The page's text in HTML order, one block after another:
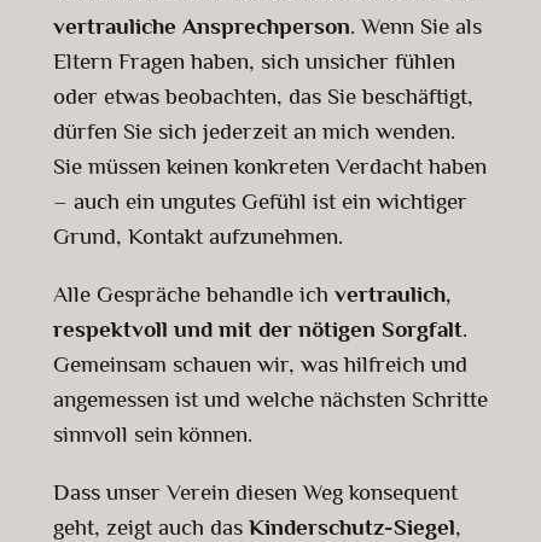
vertrauliche Ansprechperson. Wenn Sie als
Eltern Fragen haben, sich unsicher fühlen
oder etwas beobachten, das Sie beschäftigt,
dürfen Sie sich jederzeit an mich wenden.
Sie müssen keinen konkreten Verdacht haben
– auch ein ungutes Gefühl ist ein wichtiger
Grund, Kontakt aufzunehmen.
Alle Gespräche behandle ich vertraulich,
respektvoll und mit der nötigen Sorgfalt.
Gemeinsam schauen wir, was hilfreich und
angemessen ist und welche nächsten Schritte
sinnvoll sein können.
Dass unser Verein diesen Weg konsequent
geht, zeigt auch das Kinderschutz-Siegel,